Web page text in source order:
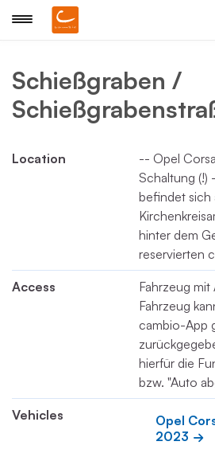
Schießgraben /
Location
-- Opel
Schaltung (!)
befindet sich
hinter dem
reservierten
Access
Fahrzeug
Fahrzeug
cambio-App
hierfür die
bzw. "Auto
Vehicles
Opel
2023